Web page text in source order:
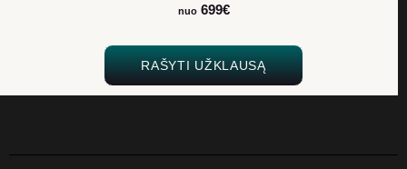
nuo699€
RAŠYTI UŽKLAUSĄ